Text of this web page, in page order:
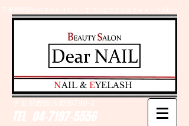
千葉県野田市のネイルサロン、まつげエクステはＤｅａｒＮAILへ
TEL 04-7197-5556
千葉県野田市野田790-1
​NAIL & EYELASH